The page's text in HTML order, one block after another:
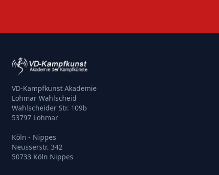
VD-Kampfkunst Akademie
Lohmar Wahlscheid
Wahlscheider Str. 109b
53797 Lohmar
Köln - Nippes
Neusserstr. 342
50733 Köln Nippes